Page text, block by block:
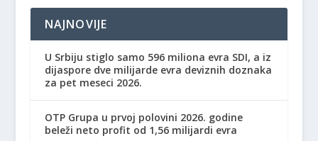
NAJNOVIJE
U Srbiju stiglo samo 596 miliona evra SDI, a iz
dijaspore dve milijarde evra deviznih doznaka
za pet meseci 2026.
OTP Grupa u prvoj polovini 2026. godine
beleži neto profit od 1,56 milijardi evra